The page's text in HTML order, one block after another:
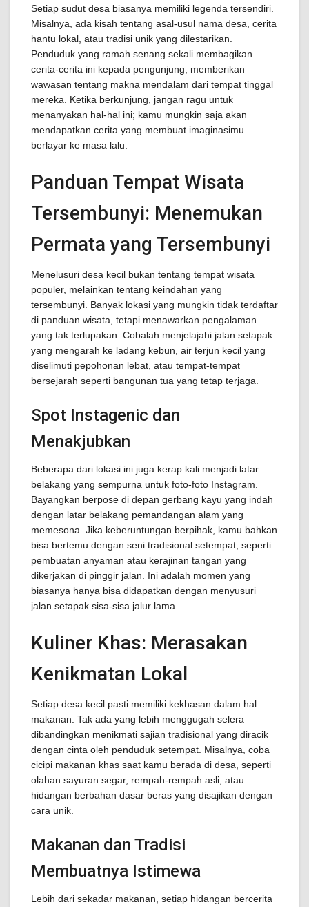
Setiap sudut desa biasanya memiliki legenda tersendiri.
Misalnya, ada kisah tentang asal-usul nama desa, cerita
hantu lokal, atau tradisi unik yang dilestarikan.
Penduduk yang ramah senang sekali membagikan
cerita-cerita ini kepada pengunjung, memberikan
wawasan tentang makna mendalam dari tempat tinggal
mereka. Ketika berkunjung, jangan ragu untuk
menanyakan hal-hal ini; kamu mungkin saja akan
mendapatkan cerita yang membuat imaginasimu
berlayar ke masa lalu.
Panduan Tempat Wisata
Tersembunyi: Menemukan
Permata yang Tersembunyi
Menelusuri desa kecil bukan tentang tempat wisata
populer, melainkan tentang keindahan yang
tersembunyi. Banyak lokasi yang mungkin tidak terdaftar
di panduan wisata, tetapi menawarkan pengalaman
yang tak terlupakan. Cobalah menjelajahi jalan setapak
yang mengarah ke ladang kebun, air terjun kecil yang
diselimuti pepohonan lebat, atau tempat-tempat
bersejarah seperti bangunan tua yang tetap terjaga.
Spot Instagenic dan
Menakjubkan
Beberapa dari lokasi ini juga kerap kali menjadi latar
belakang yang sempurna untuk foto-foto Instagram.
Bayangkan berpose di depan gerbang kayu yang indah
dengan latar belakang pemandangan alam yang
memesona. Jika keberuntungan berpihak, kamu bahkan
bisa bertemu dengan seni tradisional setempat, seperti
pembuatan anyaman atau kerajinan tangan yang
dikerjakan di pinggir jalan. Ini adalah momen yang
biasanya hanya bisa didapatkan dengan menyusuri
jalan setapak sisa-sisa jalur lama.
Kuliner Khas: Merasakan
Kenikmatan Lokal
Setiap desa kecil pasti memiliki kekhasan dalam hal
makanan. Tak ada yang lebih menggugah selera
dibandingkan menikmati sajian tradisional yang diracik
dengan cinta oleh penduduk setempat. Misalnya, coba
cicipi makanan khas saat kamu berada di desa, seperti
olahan sayuran segar, rempah-rempah asli, atau
hidangan berbahan dasar beras yang disajikan dengan
cara unik.
Makanan dan Tradisi
Membuatnya Istimewa
Lebih dari sekadar makanan, setiap hidangan bercerita